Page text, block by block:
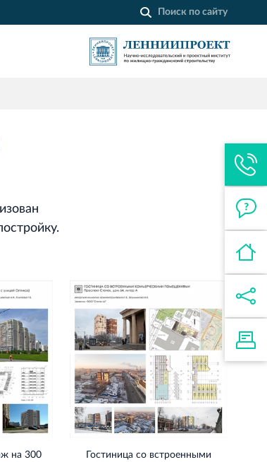
Строительная система ROSSTRO‐
центре города Кингисепп
на 300
Гостиница со встроенными